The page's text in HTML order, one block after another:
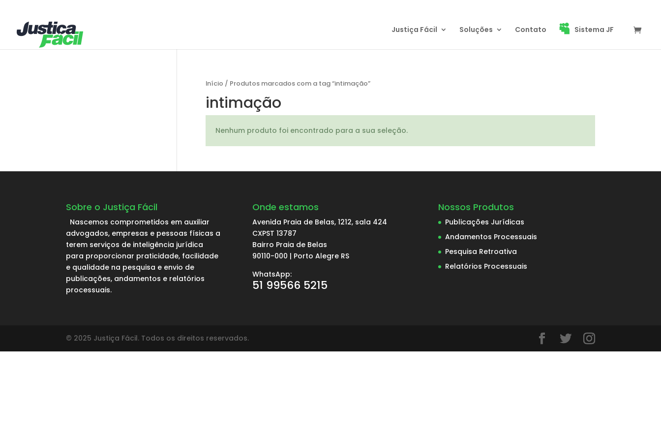
Justiça Fácil Soluções Contato Sistema JF
Início / Produtos marcados com a tag “intimação”
intimação
Nenhum produto foi encontrado para a sua seleção.
Sobre o Justiça Fácil
Nascemos comprometidos em auxiliar
advogados, empresas e pessoas físicas a
terem serviços de inteligência jurídica
para proporcionar praticidade, facilidade
e qualidade na pesquisa e envio de
publicações, andamentos e relatórios
processuais.
Onde estamos
Avenida Praia de Belas, 1212, sala 424
CXPST 13787
Bairro Praia de Belas
90110-000 | Porto Alegre RS
WhatsApp:
51 99566 5215
Nossos Produtos
Publicações Jurídicas
Andamentos Processuais
Pesquisa Retroativa
Relatórios Processuais
© 2025 Justiça Fácil. Todos os direitos reservados.